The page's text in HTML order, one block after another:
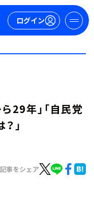
ログイン
29年」「自民党
」
事をシェア